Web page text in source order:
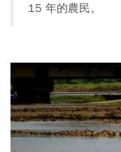
15 年的農民。